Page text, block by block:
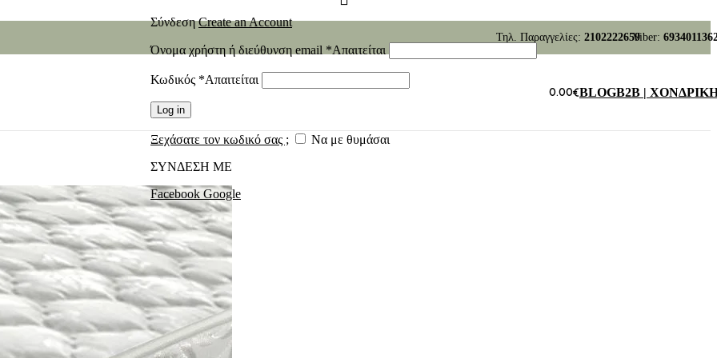
Τηλ. Παραγγελίες: 2102222659Viber:
ΣύνδεσηCreate an Account
Όνομα χρήστη ή διεύθυνση email *Απαιτείται
Κωδικός *Απαιτείται
Log in
Ξεχάσατε τον κωδικό σας ;
Να με θυμάσαι
ΣΥΝΔΕΣΗ ΜΕ
Facebook Google
0.00€BLOGB2B |